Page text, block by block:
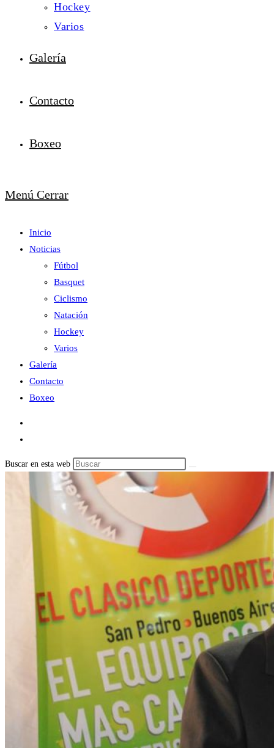
Hockey
Varios
Galería
Contacto
Boxeo
Menú Cerrar
Inicio
Noticias
Fútbol
Basquet
Ciclismo
Natación
Hockey
Varios
Galería
Contacto
Boxeo
Buscar en esta web